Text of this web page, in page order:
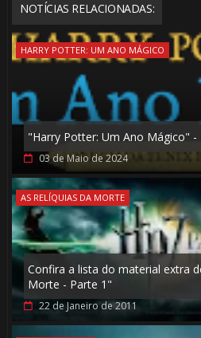
NOTÍCIAS RELACIONADAS:
HARRY POTTER: UM ANO MÁGICO
"Harry Potter: Um Ano Mágico"
03 de Maio de 2024
AS RELÍQUIAS DA MORTE
Confira a lista do material extra
Morte - Parte 1"
22 de Janeiro de 2011